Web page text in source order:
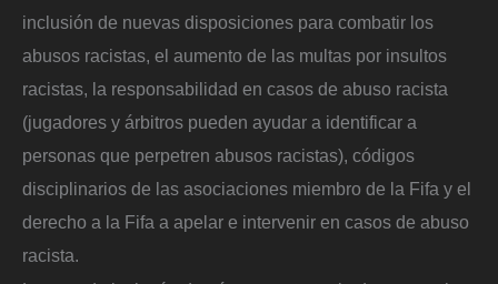
inclusión de nuevas disposiciones para combatir los
abusos racistas, el aumento de las multas por insultos
racistas, la responsabilidad en casos de abuso racista
(jugadores y árbitros pueden ayudar a identificar a
personas que perpetren abusos racistas), códigos
disciplinarios de las asociaciones miembro de la Fifa y el
derecho a la Fifa a apelar e intervenir en casos de abuso
racista.